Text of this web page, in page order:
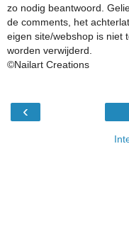
zo nodig beantwoord.
de comments, het
eigen site/webshop is niet
worden verwijderd.
©Nailart Creations
‹